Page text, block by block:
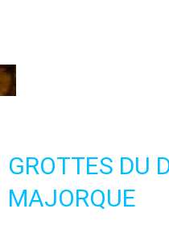
GROTTES DU
MAJORQUE